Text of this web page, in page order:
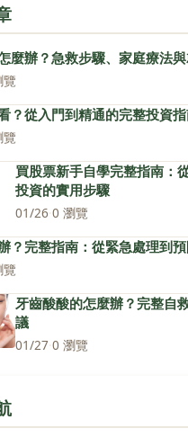
麼辦？急救步驟、家庭療法
覽
？從入門到精通的完整投資
覽
買股票新手自學完整指南：
投資的實用步驟
01/26·0 瀏覽
？完整指南：從緊急處理到
覽
牙齒酸酸的怎麼辦？完整自
議
01/27·0 瀏覽